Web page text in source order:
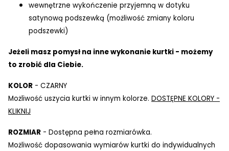
wewnętrzne wykończenie przyjemną w dotyku
satynową podszewką (możliwość zmiany koloru
podszewki)
Jeżeli masz pomysł na inne wykonanie kurtki - możemy
to zrobić dla Ciebie.
KOLOR - CZARNY
Możliwość uszycia kurtki w innym kolorze. DOSTĘPNE KOLORY -
KLIKNIJ
ROZMIAR - Dostępna pełna rozmiarówka.
Możliwość dopasowania wymiarów kurtki do indywidualnych